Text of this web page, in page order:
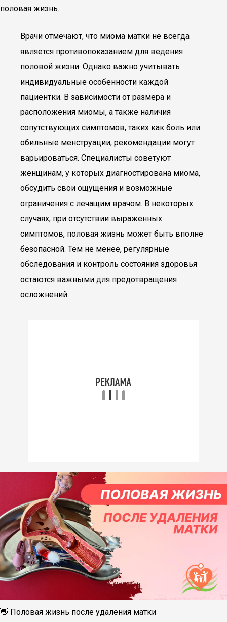
половая жизнь.
Врачи отмечают, что миома матки не всегда
является противопоказанием для ведения
половой жизни. Однако важно учитывать
индивидуальные особенности каждой
пациентки. В зависимости от размера и
расположения миомы, а также наличия
сопутствующих симптомов, таких как боль или
обильные менструации, рекомендации могут
варьироваться. Специалисты советуют
женщинам, у которых диагностирована миома,
обсудить свои ощущения и возможные
ограничения с лечащим врачом. В некоторых
случаях, при отсутствии выраженных
симптомов, половая жизнь может быть вполне
безопасной. Тем не менее, регулярные
обследования и контроль состояния здоровья
остаются важными для предотвращения
осложнений.
👋​ Половая жизнь после удаления матки